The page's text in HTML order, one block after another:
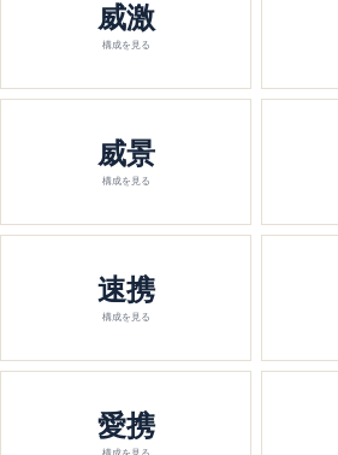
威激
構成を見る
威景
構成を見る
速携
構成を見る
愛携
構成を見る